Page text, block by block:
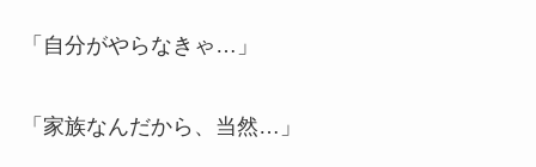
「自分がやらなきゃ…」
「家族なんだから、当然…」